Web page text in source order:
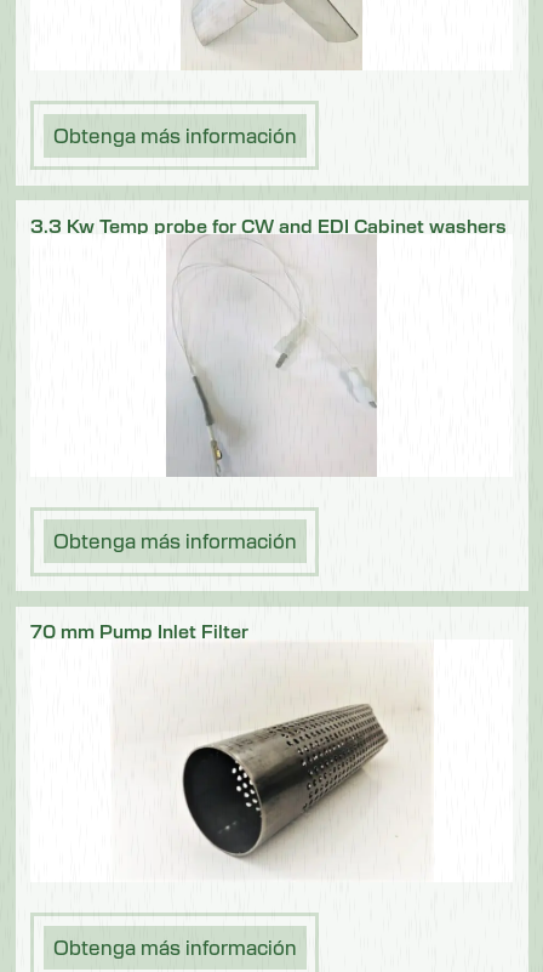
Obtenga más información
3.3 Kw Temp probe for CW and EDI Cabinet washers
Obtenga más información
70 mm Pump Inlet Filter
Obtenga más información